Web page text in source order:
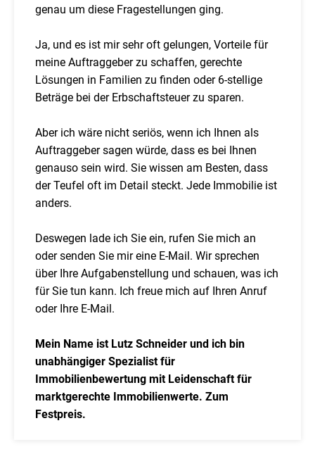
genau um diese Fragestellungen ging.
Ja, und es ist mir sehr oft gelungen, Vorteile für
meine Auftraggeber zu schaffen, gerechte
Lösungen in Familien zu finden oder 6-stellige
Beträge bei der Erbschaftsteuer zu sparen.
Aber ich wäre nicht seriös, wenn ich Ihnen als
Auftraggeber sagen würde, dass es bei Ihnen
genauso sein wird. Sie wissen am Besten, dass
der Teufel oft im Detail steckt. Jede Immobilie ist
anders.
Deswegen lade ich Sie ein, rufen Sie mich an
oder senden Sie mir eine E-Mail. Wir sprechen
über Ihre Aufgabenstellung und schauen, was ich
für Sie tun kann. Ich freue mich auf Ihren Anruf
oder Ihre E-Mail.
Mein Name ist Lutz Schneider und ich bin
unabhängiger Spezialist für
Immobilienbewertung mit Leidenschaft für
marktgerechte Immobilienwerte. Zum
Festpreis.